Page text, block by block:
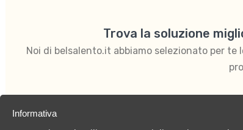
Trova la soluzione
Noi di belsalento.it abbiamo selezionato per
Informativa